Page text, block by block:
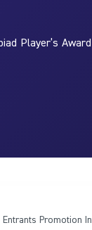
Player’s Award
Promotion